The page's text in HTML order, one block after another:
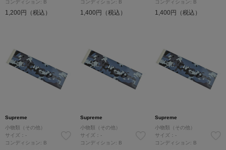
コンディション: B
1,200円（税込）
コンディション: B
1,400円（税込）
コンディション: B
1,400円（税込）
Supreme
小物類（その他）
サイズ：-
コンディション: B
Supreme
小物類（その他）
サイズ：-
コンディション: B
Supreme
小物類（その他）
サイズ：-
コンディション: B